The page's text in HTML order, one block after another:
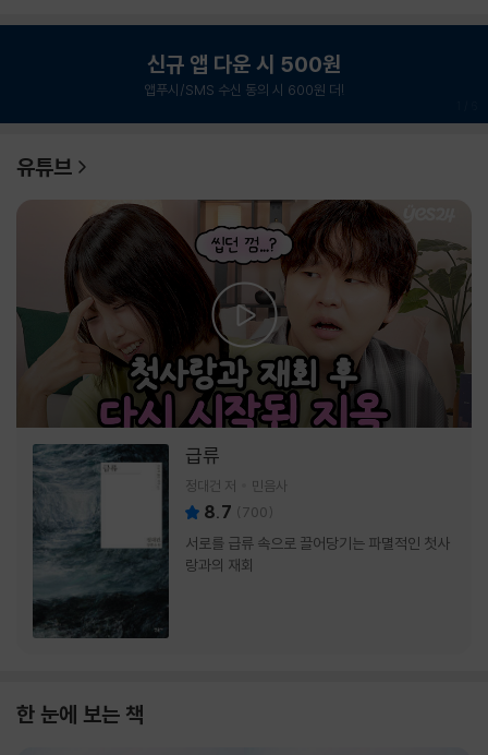
신규 앱 다운 시 500원
앱푸시/SMS 수신 동의 시 600원 더!
유튜브
급류
정대건 저 민음사
8.7 (700)
서로를 급류 속으로 끌어당기는 파멸적인 첫사
랑과의 재회
한 눈에 보는 책